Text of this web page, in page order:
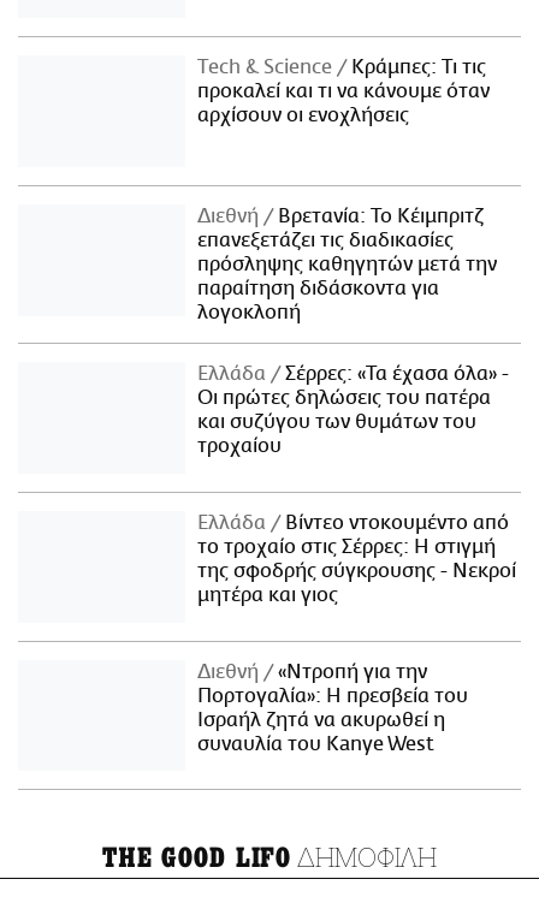
Τech & Science
Κράμπες: Τι τις
προκαλεί και τι να κάνουμε όταν
αρχίσουν οι ενοχλήσεις
Διεθνή
Βρετανία: Το Κέιμπριτζ
επανεξετάζει τις διαδικασίες
πρόσληψης καθηγητών μετά την
παραίτηση διδάσκοντα για
λογοκλοπή
Ελλάδα
Σέρρες: «Τα έχασα όλα» -
Οι πρώτες δηλώσεις του πατέρα
και συζύγου των θυμάτων του
τροχαίου
Ελλάδα
Βίντεο ντοκουμέντο από
το τροχαίο στις Σέρρες: Η στιγμή
της σφοδρής σύγκρουσης - Νεκροί
μητέρα και γιος
Διεθνή
«Ντροπή για την
Πορτογαλία»: Η πρεσβεία του
Ισραήλ ζητά να ακυρωθεί η
συναυλία του Kanye West
THE GOOD LIFO ΔΗΜΟΦΙΛΗ